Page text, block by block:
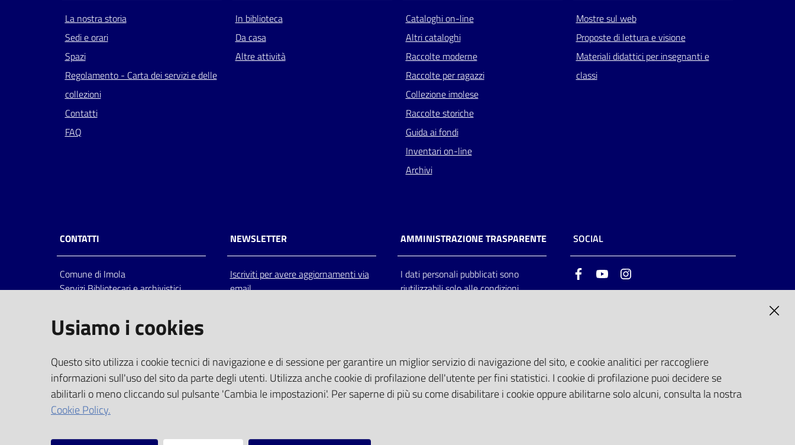
La nostra storia
Sedi e orari
Spazi
Regolamento - Carta dei servizi e delle
collezioni
Contatti
FAQ
In biblioteca
Da casa
Altre attività
Cataloghi on-line
Altri cataloghi
Raccolte moderne
Raccolte per ragazzi
Collezione imolese
Raccolte storiche
Guida ai fondi
Inventari on-line
Archivi
Mostre sul web
Proposte di lettura e visione
Materiali didattici per insegnanti e
classi
CONTATTI
Comune di Imola
Servizi Bibliotecari e archivistici
Italia
centralino: tel 0542.6026.36 fax
bim@comune.imola.bo.it
PEC
comune.imola@cert.provincia.bo.it
P.IVA 00523381200
C.F. 00794470377
NEWSLETTER
Iscriviti per avere aggiornamenti via
email
AMMINISTRAZIONE TRASPARENTE
I dati personali pubblicati sono
riutilizzabili solo alle condizioni
SOCIAL
FacebookYoutube
Usiamo i cookies
Questo sito utilizza i cookie tecnici di navigazione e di sessione per garantire un miglior servizio di navigazione del sito, e cookie analitici per raccogliere
informazioni sull'uso del sito da parte degli utenti. Utilizza anche cookie di profilazione dell'utente per fini statistici. I cookie di profilazione puoi decidere se
abilitarli o meno cliccando sul pulsante 'Cambia le impostazioni'. Per saperne di più su come disabilitare i cookie oppure abilitarne solo alcuni, consulta la nostra
Cookie Policy.